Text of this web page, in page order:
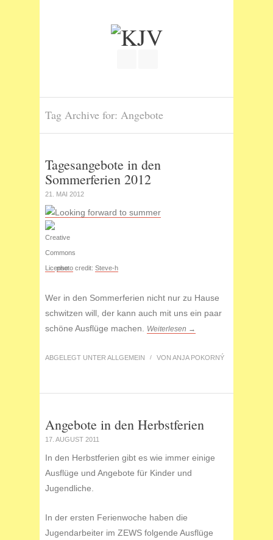
Tag Archive for: Angebote
Tagesangebote in den
Sommerferien 2012
21. MAI 2012
photo credit: Steve-h
Wer in den Sommerferien nicht nur zu Hause
schwitzen will, der kann auch mit uns ein paar
schöne Ausflüge machen.
Weiterlesen →
ABGELEGT UNTER ALLGEMEIN / VON ANJA POKORNÝ
Angebote in den Herbstferien
17. AUGUST 2011
In den Herbstferien gibt es wie immer einige
Ausflüge und Angebote für Kinder und
Jugendliche.
In der ersten Ferienwoche haben die
Jugendarbeiter im ZEWS folgende Ausflüge